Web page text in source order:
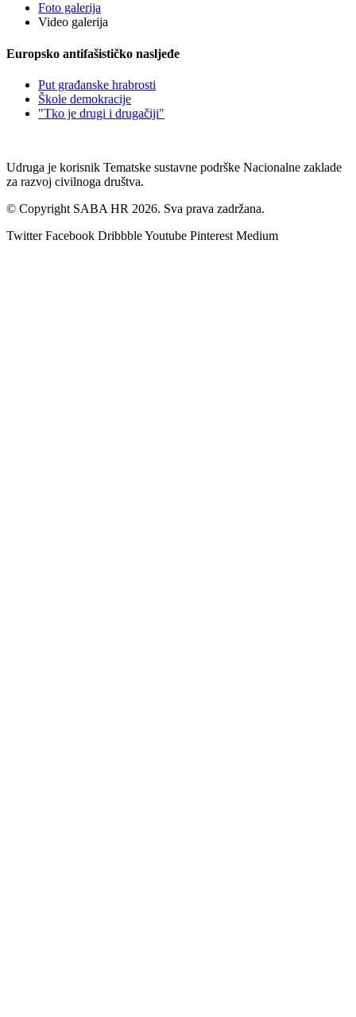
Foto galerija
Video galerija
Europsko antifašističko nasljeđe
Put građanske hrabrosti
Škole demokracije
"Tko je drugi i drugačiji"
Udruga je korisnik Tematske sustavne podrške Nacionalne zaklade
za razvoj civilnoga društva.
© Copyright SABA HR 2026. Sva prava zadržana.
Twitter Facebook DribbbleYoutube Pinterest Medium